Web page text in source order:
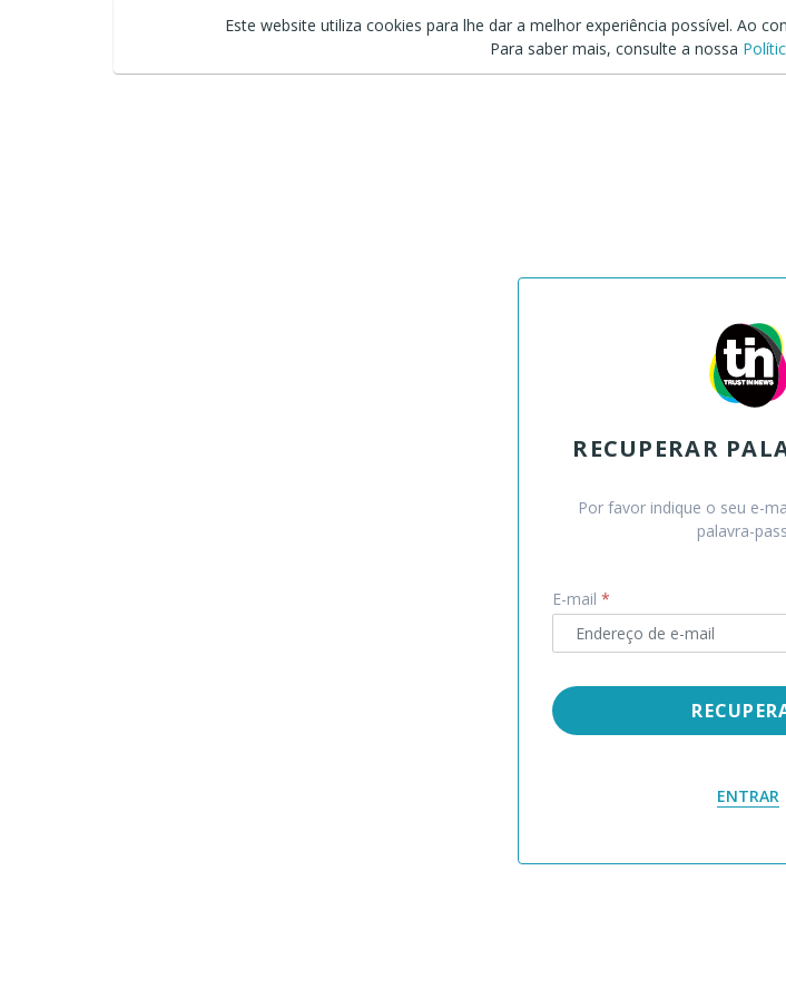
Este website utiliza cookies para lhe dar a melhor experiência possível. Ao
Para saber mais, consulte a nossa
RECUPERAR
Por favor indique o seu e-
palavra-
E-mail *
ENTRAR